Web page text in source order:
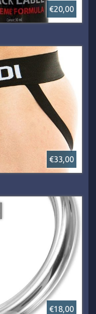
€20,00
€33,00
€18,00